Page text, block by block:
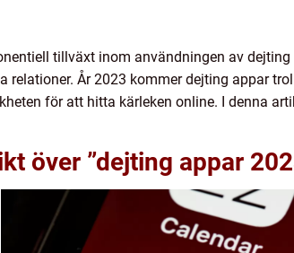
tillväxt inom användningen av
År 2023 kommer dejting appar
för att hitta kärleken online. I denna
över ”dejting appar